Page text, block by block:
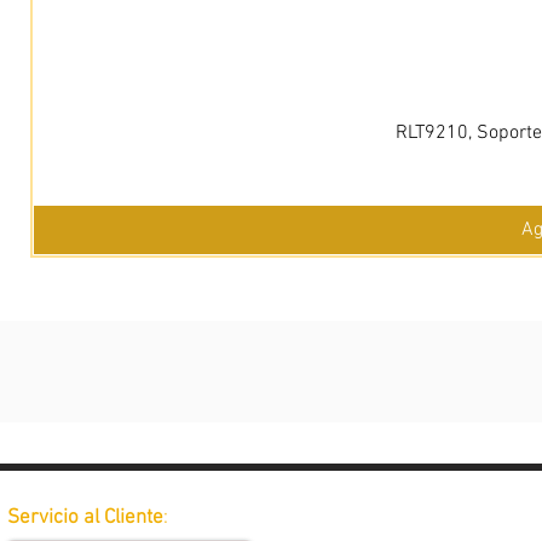
RLT9210,
Servicio al Cliente: